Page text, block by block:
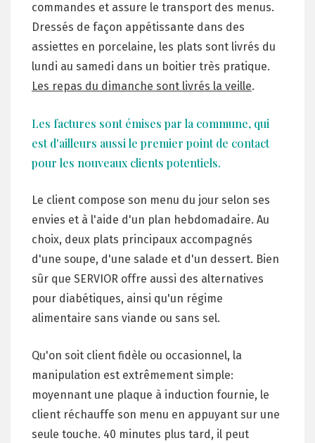
commandes et assure le transport des menus.
Dressés de façon appétissante dans des
assiettes en porcelaine, les plats sont livrés du
lundi au samedi dans un boitier très pratique.
Les repas du dimanche sont livrés la veille.
Les factures sont émises par la commune, qui
est d'ailleurs aussi le premier point de contact
pour les nouveaux clients potentiels.
Le client compose son menu du jour selon ses
envies et à l'aide d'un plan hebdomadaire. Au
choix, deux plats principaux accompagnés
d'une soupe, d'une salade et d'un dessert. Bien
sûr que SERVIOR offre aussi des alternatives
pour diabétiques, ainsi qu'un régime
alimentaire sans viande ou sans sel.
Qu'on soit client fidèle ou occasionnel, la
manipulation est extrêmement simple:
moyennant une plaque à induction fournie, le
client réchauffe son menu en appuyant sur une
seule touche. 40 minutes plus tard, il peut